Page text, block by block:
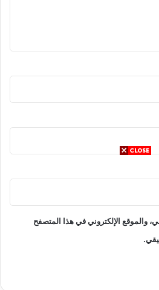
والموقع الإلكتروني في هذا المتصفح